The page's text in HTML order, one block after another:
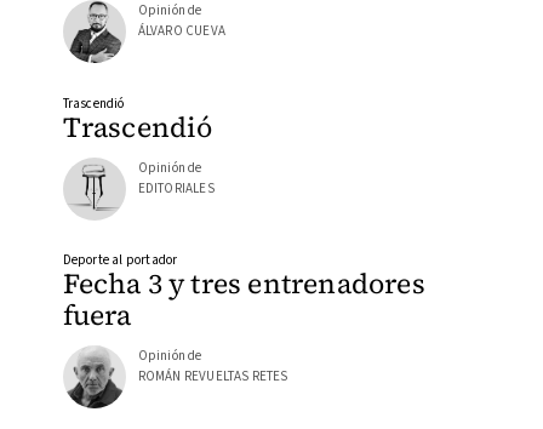
Opinión de
ÁLVARO CUEVA
Trascendió
Trascendió
Opinión de
EDITORIALES
Fecha 3 y tres entrenadores
fuera
Deporte al portador
Opinión de
ROMÁN REVUELTAS RETES